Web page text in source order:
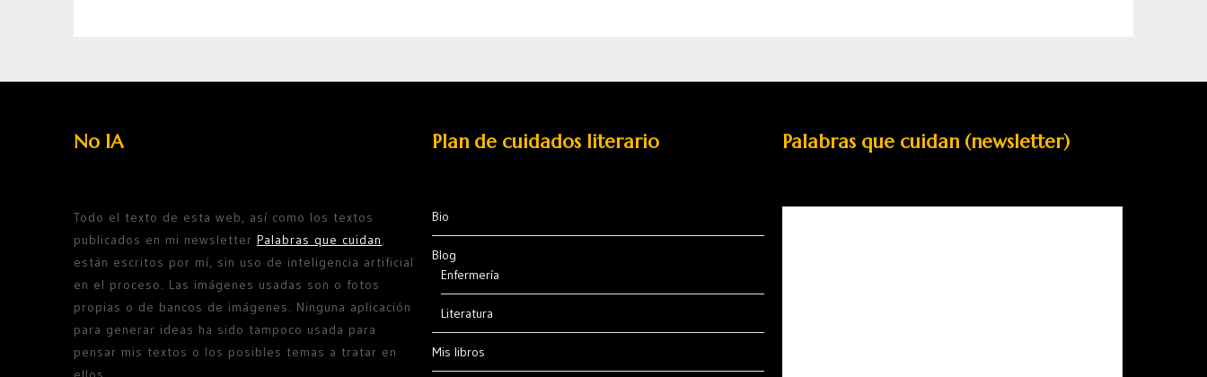
No IA
Todo el texto de esta web, así como los textos
publicados en mi newsletter Palabras que cuidan,
están escritos por mí, sin uso de inteligencia artificial
en el proceso. Las imágenes usadas son o fotos
propias o de bancos de imágenes. Ninguna aplicación
para generar ideas ha sido tampoco usada para
pensar mis textos o los posibles temas a tratar en
Plan de cuidados literario
Bio
Blog
Enfermería
Literatura
Mis libros
Palabras que cuidan (newsletter)